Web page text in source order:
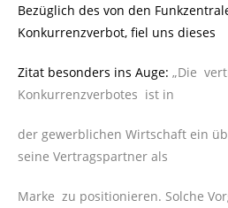
Bezüglich des von den
Konkurrenzverbot, fiel uns dieses
Zitat besonders ins Auge: „Die
Konkurrenzverbotes ist in
der gewerblichen Wirtschaft ein
seine Vertragspartner als
Marke zu positionieren. Solche